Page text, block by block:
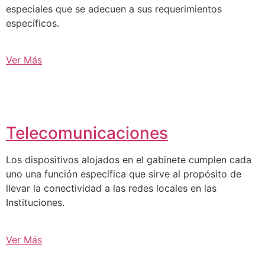
especiales que se adecuen a sus requerimientos
específicos.
Ver Más
Telecomunicaciones
Los dispositivos alojados en el gabinete cumplen cada
uno una función específica que sirve al propósito de
llevar la conectividad a las redes locales en las
Instituciones.
Ver Más